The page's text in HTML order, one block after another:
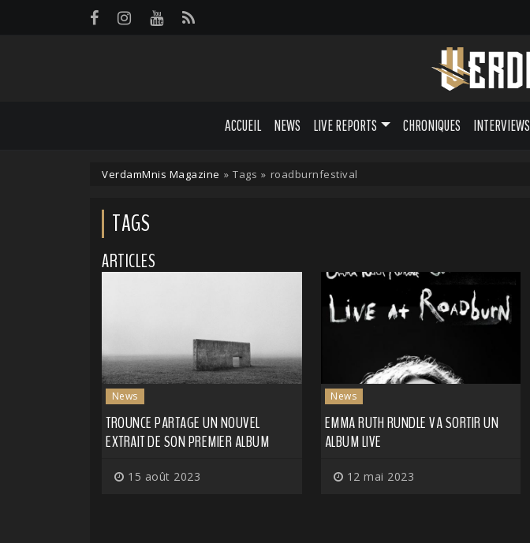
ACCUEIL NEWS LIVE REPORTS CHRONIQUES INTERVIEWS
VerdamMnis Magazine » Tags » roadburnfestival
TAGS
ARTICLES
News
TROUNCE PARTAGE UN NOUVEL
EXTRAIT DE SON PREMIER ALBUM
15 août 2023
News
EMMA RUTH RUNDLE VA SORTIR UN
ALBUM LIVE
12 mai 2023
Panneau de gestion des cookies